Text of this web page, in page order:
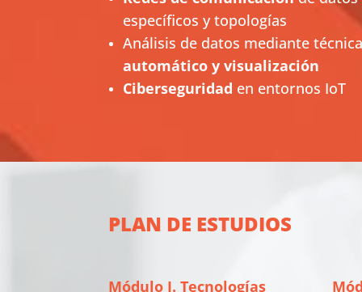
específicos y topologías
Análisis de datos mediante
automático y visualización
Ciberseguridad en entornos IoT
PLAN DE ESTUDIOS
Módulo I. Tecnologías